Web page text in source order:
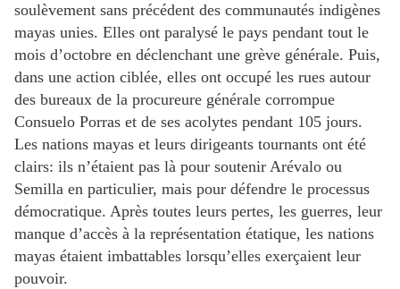
soulèvement sans précédent des communautés indigènes
mayas unies. Elles ont paralysé le pays pendant tout le
mois d’octobre en déclenchant une grève générale. Puis,
dans une action ciblée, elles ont occupé les rues autour
des bureaux de la procureure générale corrompue
Consuelo Porras et de ses acolytes pendant 105 jours.
Les nations mayas et leurs dirigeants tournants ont été
clairs: ils n’étaient pas là pour soutenir Arévalo ou
Semilla en particulier, mais pour défendre le processus
démocratique. Après toutes leurs pertes, les guerres, leur
manque d’accès à la représentation étatique, les nations
mayas étaient imbattables lorsqu’elles exerçaient leur
pouvoir.